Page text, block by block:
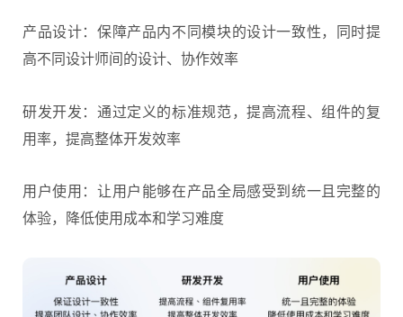
产品设计：保障产品内不同模块的设计一致性，同时提
高不同设计师间的设计、协作效率
研发开发：通过定义的标准规范，提高流程、组件的复
用率，提高整体开发效率
用户使用：让用户能够在产品全局感受到统一且完整的
体验，降低使用成本和学习难度